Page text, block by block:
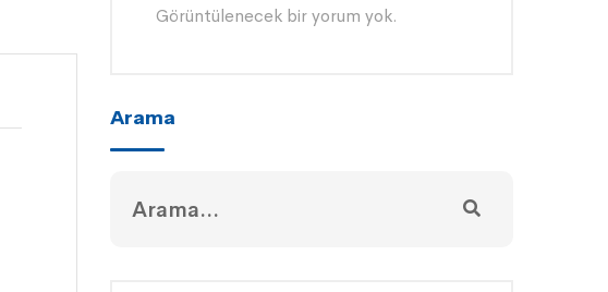
Görüntülenecek bir yorum yok.
Arama